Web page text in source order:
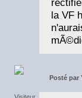
la VF
Posté par